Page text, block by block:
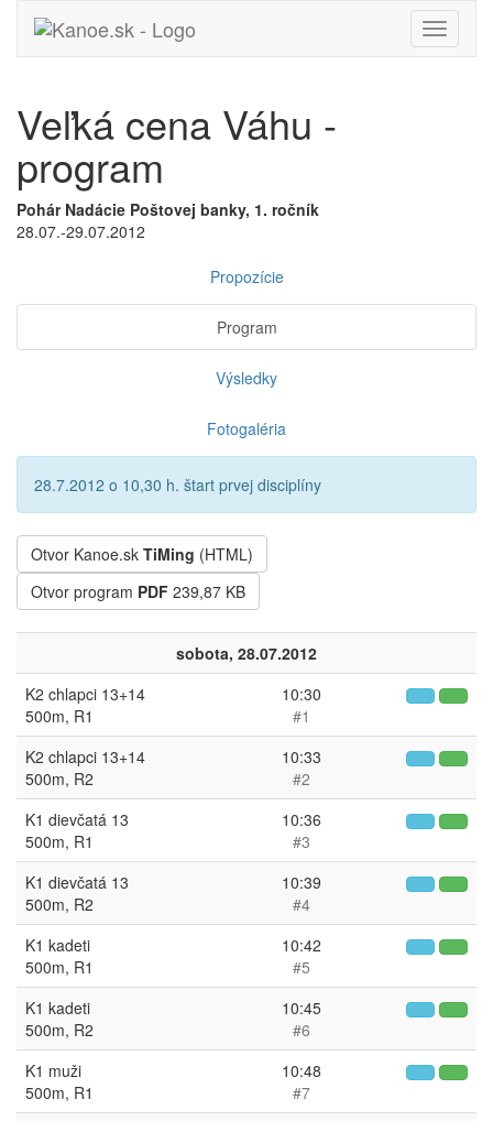
Toggle
Veľká cena Váhu -
program
Pohár Nadácie Poštovej banky, 1. ročník
28.07.-29.07.2012
Propozície
Program
Výsledky
Fotogaléria
28.7.2012 o 10,30 h. štart prvej disciplíny
Otvor Kanoe.sk TiMing (HTML)
Otvor program PDF 239,87 KB
sobota, 28.07.2012
K2 chlapci 13+14
500m, R1
10:30
#1
K2 chlapci 13+14
500m, R2
10:33
#2
K1 dievčatá 13
500m, R1
10:36
#3
K1 dievčatá 13
500m, R2
10:39
#4
K1 kadeti
500m, R1
10:42
#5
K1 kadeti
500m, R2
10:45
#6
K1 muži
500m, R1
10:48
#7